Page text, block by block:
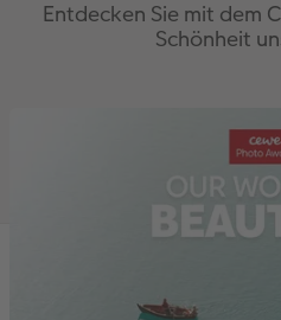
Entdecken Sie mit dem
Schönheit